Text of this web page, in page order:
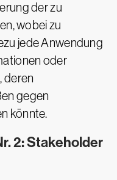
der zu
wobei zu
jede Anwendung
oder
deren
gegen
könnte.
2: Stakeholder